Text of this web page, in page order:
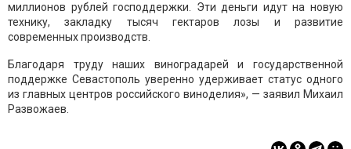
миллионов рублей господдержки. Эти деньги идут на новую
технику, закладку тысяч гектаров лозы и развитие
современных производств.
Благодаря труду наших виноградарей и государственной
поддержке Севастополь уверенно удерживает статус одного
из главных центров российского виноделия», — заявил Михаил
Развожаев.